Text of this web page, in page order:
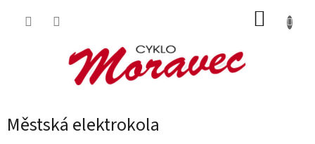
Městská elektrokola